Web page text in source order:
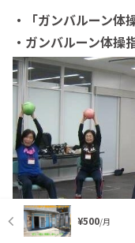
¥500/月
・「ガンバルーン体
・ガンバルーン体操